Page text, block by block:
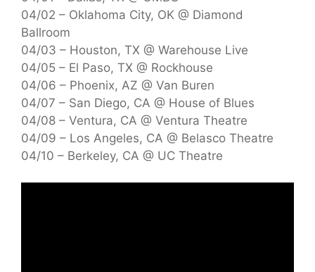
04/02 – Oklahoma City, OK @ Diamond
Ballroom
04/03 – Houston, TX @ Warehouse Live
04/05 – El Paso, TX @ Rockhouse
04/06 – Phoenix, AZ @ Van Buren
04/07 – San Diego, CA @ House of Blues
04/08 – Ventura, CA @ Ventura Theatre
04/09 – Los Angeles, CA @ Belasco Theatre
04/10 – Berkeley, CA @ UC Theatre